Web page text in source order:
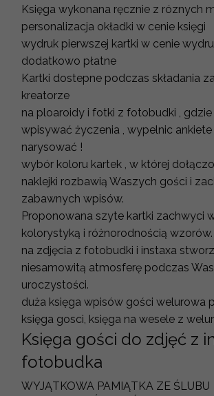
Księga wykonana ręcznie z róznych
personalizacja okładki w cenie księgi
wydruk pierwszej kartki w cenie
dodatkowo płatne
Kartki dostepne podczas składania
kreatorze
na ploaroidy i fotki z fotobudki ,
wpisywać życzenia , wypelnic
narysować !
wybór koloru kartek , w której
naklejki rozbawią Waszych gości i
zabawnych wpisów.
Proponowana szyte kartki zachwyci
kolorystyką i różnorodnością wzorów.
na zdjęcia z fotobudki i instaxa
niesamowitą atmosferę podczas
uroczystości.
duża księga wpisów gości welurowa
księga gosci, księga na wesele z
Księga gości do zdjęć z
fotobudka
WYJĄTKOWA PAMIĄTKA ZE ŚLUBU